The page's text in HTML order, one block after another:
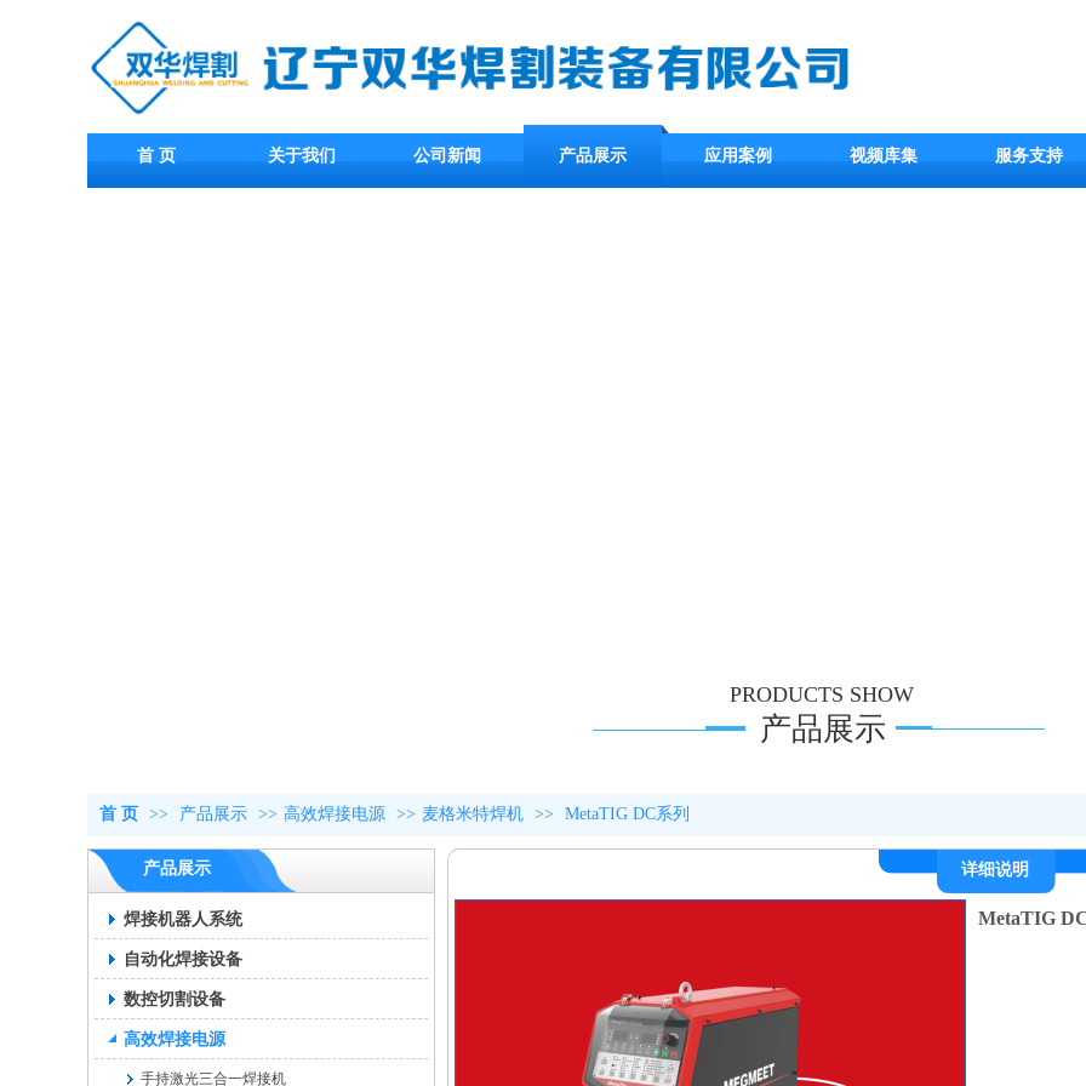
首 页 关于我们 公司新闻 产品展示 应用案例 视频库集 服务支持
PRODUCTS SHOW
产品展示
首 页 >> 产品展示 >> 高效焊接电源 >> 麦格米特焊机 >> MetaTIG DC系列
产品展示
焊接机器人系统
自动化焊接设备
数控切割设备
高效焊接电源
手持激光三合一焊接机
详细说明
MetaTIG